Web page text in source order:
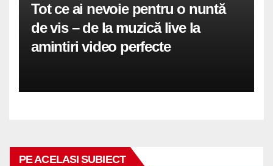
Tot ce ai nevoie pentru o nuntă
de vis – de la muzică live la
amintiri video perfecte
PE ACELASI SUBIECT